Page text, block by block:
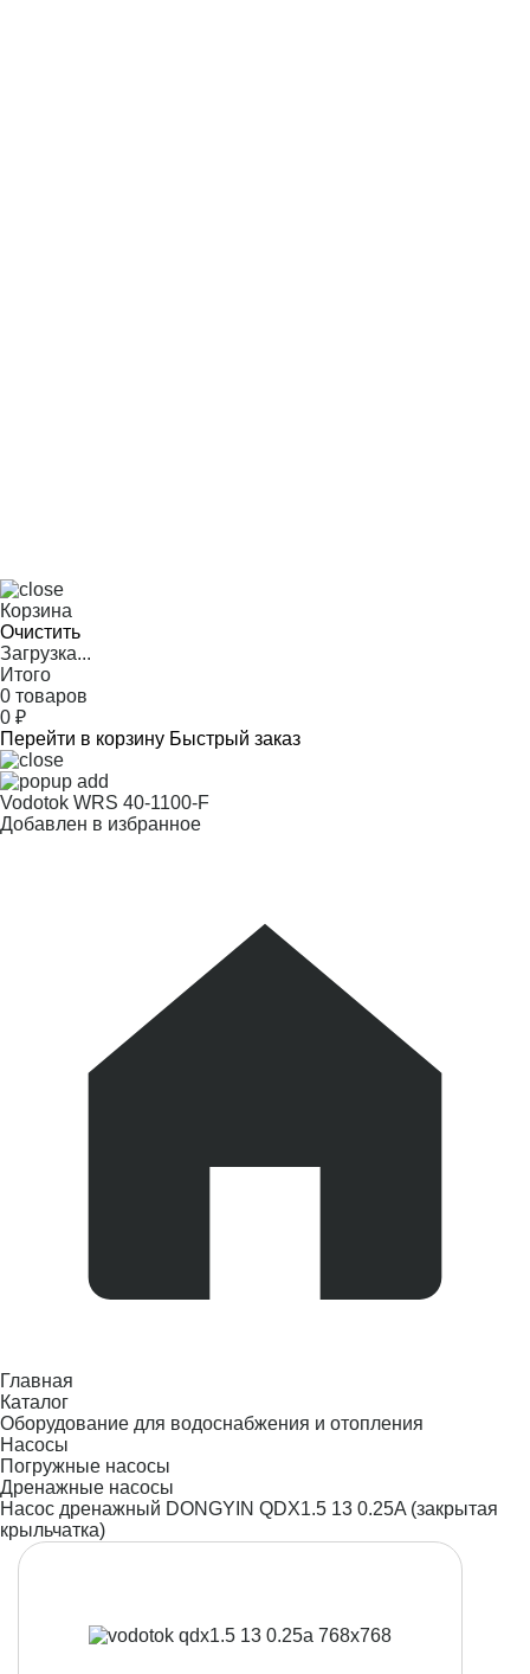
Корзина
Очистить
Загрузка...
Итого
0 товаров
0 ₽
Перейти в корзину Быстрый заказ
Vodotok WRS 40-1100-F
Добавлен в избранное
Главная
Каталог
Оборудование для водоснабжения и отопления
Насосы
Погружные насосы
Дренажные насосы
Насос дренажный DONGYIN QDX1.5 13 0.25A (закрытая
крыльчатка)